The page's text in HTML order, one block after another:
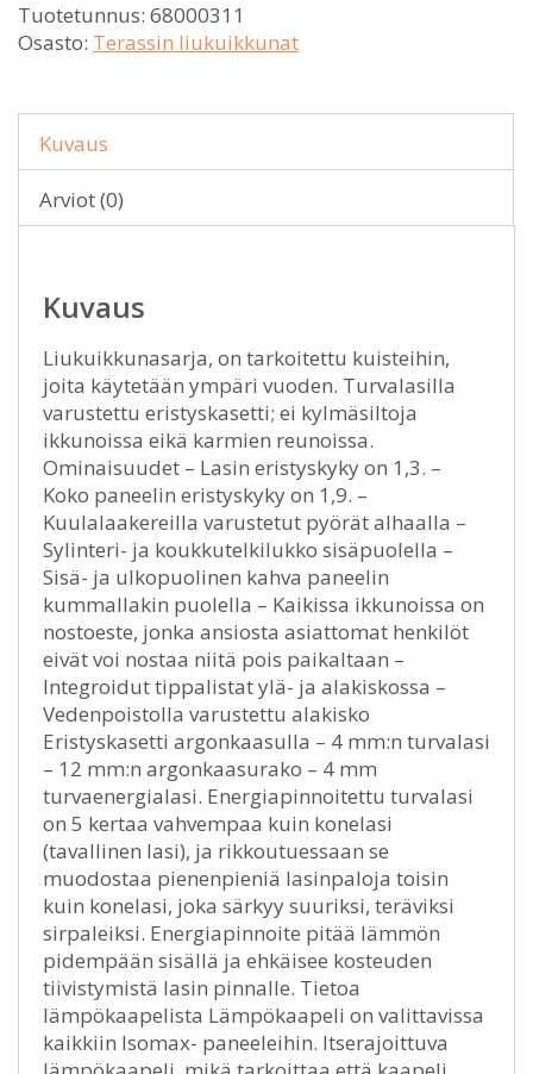
Tuotetunnus: 68000311
Osasto: Terassin liukuikkunat
Kuvaus
Arviot (0)
Kuvaus
Liukuikkunasarja, on tarkoitettu kuisteihin,
joita käytetään ympäri vuoden. Turvalasilla
varustettu eristyskasetti; ei kylmäsiltoja
ikkunoissa eikä karmien reunoissa.
Ominaisuudet – Lasin eristyskyky on 1,3. –
Koko paneelin eristyskyky on 1,9. –
Kuulalaakereilla varustetut pyörät alhaalla –
Sylinteri- ja koukkutelkilukko sisäpuolella –
Sisä- ja ulkopuolinen kahva paneelin
kummallakin puolella – Kaikissa ikkunoissa on
nostoeste, jonka ansiosta asiattomat henkilöt
eivät voi nostaa niitä pois paikaltaan –
Integroidut tippalistat ylä- ja alakiskossa –
Vedenpoistolla varustettu alakisko
Eristyskasetti argonkaasulla – 4 mm:n turvalasi
– 12 mm:n argonkaasurako – 4 mm
turvaenergialasi. Energiapinnoitettu turvalasi
on 5 kertaa vahvempaa kuin konelasi
(tavallinen lasi), ja rikkoutuessaan se
muodostaa pienenpieniä lasinpaloja toisin
kuin konelasi, joka särkyy suuriksi, teräviksi
sirpaleiksi. Energiapinnoite pitää lämmön
pidempään sisällä ja ehkäisee kosteuden
tiivistymistä lasin pinnalle. Tietoa
lämpökaapelista Lämpökaapeli on valittavissa
kaikkiin Isomax- paneeleihin. Itserajoittuva